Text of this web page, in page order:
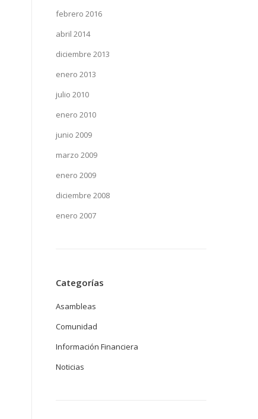
febrero 2016
abril 2014
diciembre 2013
enero 2013
julio 2010
enero 2010
junio 2009
marzo 2009
enero 2009
diciembre 2008
enero 2007
Categorías
Asambleas
Comunidad
Información Financiera
Noticias